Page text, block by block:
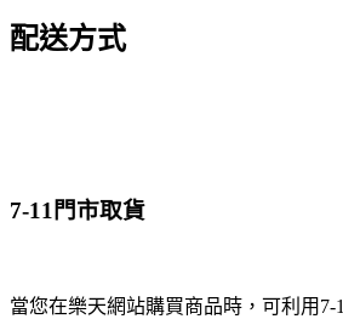
配送方式
7-11門市取貨
當您在樂天網站購買商品時，可利用7-